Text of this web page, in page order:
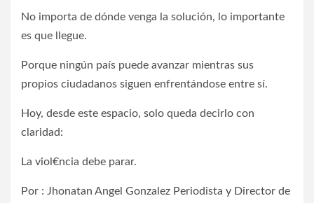
No importa de dónde venga la solución, lo importante
es que llegue.
Porque ningún país puede avanzar mientras sus
propios ciudadanos siguen enfrentándose entre sí.
Hoy, desde este espacio, solo queda decirlo con
claridad:
La viol€ncia debe parar.
Por : Jhonatan Angel Gonzalez Periodista y Director de